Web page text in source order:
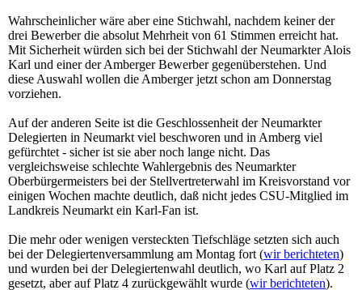
Wahrscheinlicher wäre aber eine Stichwahl, nachdem keiner der
drei Bewerber die absolut Mehrheit von 61 Stimmen erreicht hat.
Mit Sicherheit würden sich bei der Stichwahl der Neumarkter Alois
Karl und einer der Amberger Bewerber gegenüberstehen. Und
diese Auswahl wollen die Amberger jetzt schon am Donnerstag
vorziehen.
Auf der anderen Seite ist die Geschlossenheit der Neumarkter
Delegierten in Neumarkt viel beschworen und in Amberg viel
gefürchtet - sicher ist sie aber noch lange nicht. Das
vergleichsweise schlechte Wahlergebnis des Neumarkter
Oberbürgermeisters bei der Stellvertreterwahl im Kreisvorstand vor
einigen Wochen machte deutlich, daß nicht jedes CSU-Mitglied im
Landkreis Neumarkt ein Karl-Fan ist.
Die mehr oder wenigen versteckten Tiefschläge setzten sich auch
bei der Delegiertenversammlung am Montag fort (wir berichteten)
und wurden bei der Delegiertenwahl deutlich, wo Karl auf Platz 2
gesetzt, aber auf Platz 4 zurückgewählt wurde (wir berichteten).